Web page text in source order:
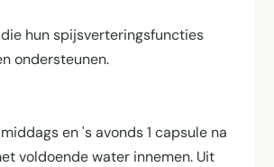
hun spijsverterings­functies
ondersteunen.
en 's avonds 1 capsule na
voldoende water innemen. Uit